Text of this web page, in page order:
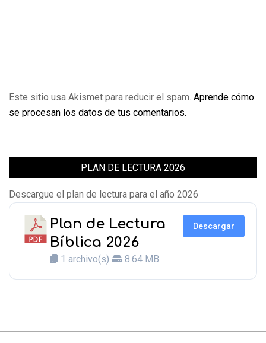
Este sitio usa Akismet para reducir el spam. Aprende cómo
se procesan los datos de tus comentarios.
PLAN DE LECTURA 2026
Descargue el plan de lectura para el año 2026
Plan de Lectura
Bíblica 2026
1 archivo(s) 8.64 MB
Descargar